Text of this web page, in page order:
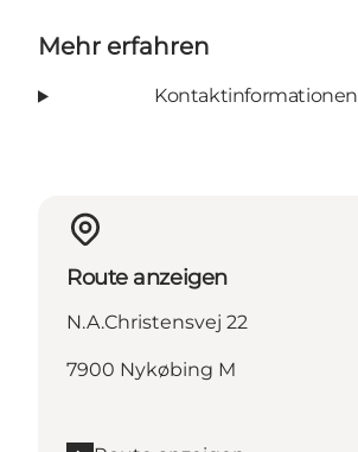
Mehr erfahren
Kontaktinformationen
Route anzeigen
N.A.Christensvej 22
7900 Nykøbing M